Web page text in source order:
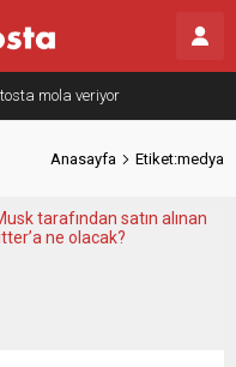
mola veriyor
Anasayfa Etiket:medya